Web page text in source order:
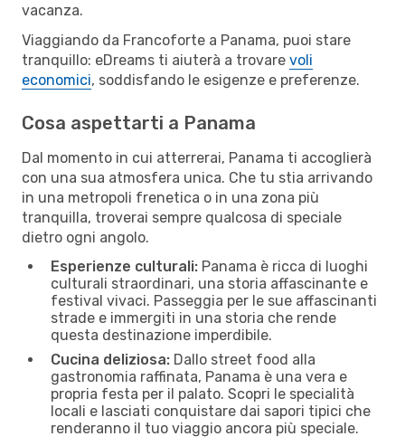
vacanza.
Viaggiando da Francoforte a Panama, puoi stare
tranquillo: eDreams ti aiuterà a trovare voli
economici, soddisfando le esigenze e preferenze.
Cosa aspettarti a Panama
Dal momento in cui atterrerai, Panama ti accoglierà
con una sua atmosfera unica. Che tu stia arrivando
in una metropoli frenetica o in una zona più
tranquilla, troverai sempre qualcosa di speciale
dietro ogni angolo.
Esperienze culturali: Panama è ricca di luoghi
culturali straordinari, una storia affascinante e
festival vivaci. Passeggia per le sue affascinanti
strade e immergiti in una storia che rende
questa destinazione imperdibile.
Cucina deliziosa: Dallo street food alla
gastronomia raffinata, Panama è una vera e
propria festa per il palato. Scopri le specialità
locali e lasciati conquistare dai sapori tipici che
renderanno il tuo viaggio ancora più speciale.